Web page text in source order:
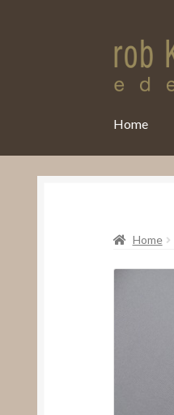
Home
Home